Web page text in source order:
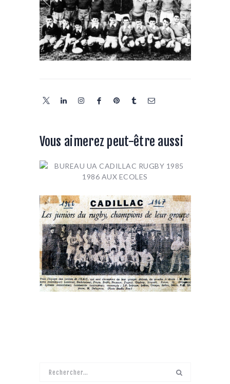
Vous aimerez peut-être aussi
Rechercher :